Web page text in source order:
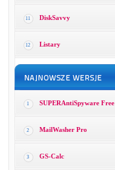
11 DiskSavvy
12 Listary
1 SUPERAntiSpyware Free
2 MailWasher Pro
3 GS-Calc